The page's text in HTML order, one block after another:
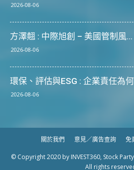
2026-08-06
方澤翹 : 中際旭創 – 美國管制風...
2026-08-06
環保、評估與ESG : 企業責任為
2026-08-06
關於我們 意見／廣告查詢 免
© Copyright 2020 by INVEST360, Stock
All rights